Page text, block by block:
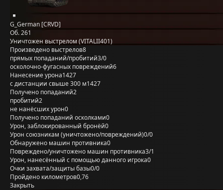
G_German [CRVD]
Об. 261
Уничтожен выстрелом (VITALII401)
Произведено выстрелов8
прямых попаданий/пробитий3/0
осколочно-фугасных повреждений6
Нанесение урона1427
с дистанции свыше 300 м1427
Получено попаданий2
пробитий2
не нанёсших урон0
Получено попаданий осколками0
Урон, заблокированный бронёй0
Урон союзникам (уничтожено/повреждений)0/0
Обнаружено машин противника0
Повреждено/уничтожено машин противника3/1
Урон, нанесённый с помощью данного игрока0
Очки захвата/защиты базы0/0
Пройдено километров0,76
Закрыть